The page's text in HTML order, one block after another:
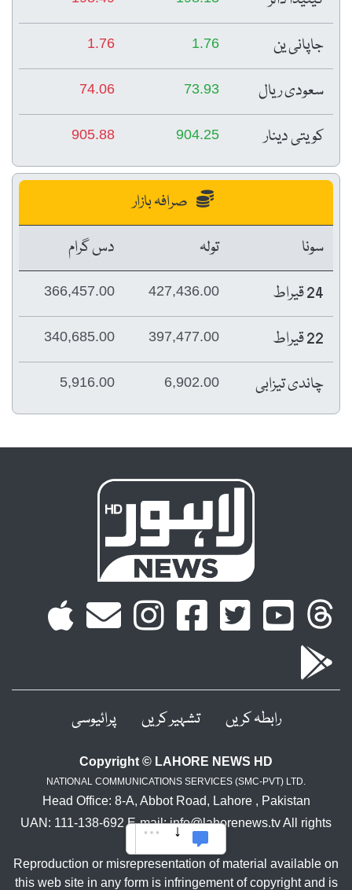
جاپانی ین 1.76
1.76
سعودی ریال 73.93
74.06
کویتی دینار 904.25
905.88
صرافہ بازار
سونا
تولہ
دس گرام
24 قیراط
427,436.00
366,457.00
22 قیراط 397,477.00
340,685.00
چاندی تیزابی 6,902.00
5,916.00
رابطہ کریں تشہیر کریں پرائیوسی
Copyright © LAHORE NEWS HD
NATIONAL COMMUNICATIONS SERVICES (SMC-PVT) LTD.
Head Office: 8-A, Abbot Road, Lahore , Pakistan
UAN: 111-138-692 E-mail: info@lahorenews.tv All rights
reserved.
Reproduction or misrepresentation of material available on
this web site in any form is infringement of copyright and is